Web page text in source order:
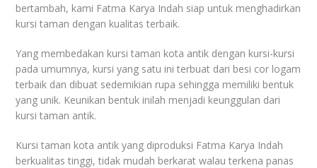
bertambah, kami Fatma Karya Indah siap untuk menghadirkan
kursi taman dengan kualitas terbaik.
Yang membedakan kursi taman kota antik dengan kursi-kursi
pada umumnya, kursi yang satu ini terbuat dari besi cor logam
terbaik dan dibuat sedemikian rupa sehingga memiliki bentuk
yang unik. Keunikan bentuk inilah menjadi keunggulan dari
kursi taman antik.
Kursi taman kota antik yang diproduksi Fatma Karya Indah
berkualitas tinggi, tidak mudah berkarat walau terkena panas